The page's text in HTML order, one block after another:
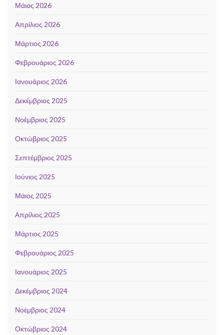
Μάιος 2026
Απρίλιος 2026
Μάρτιος 2026
Φεβρουάριος 2026
Ιανουάριος 2026
Δεκέμβριος 2025
Νοέμβριος 2025
Οκτώβριος 2025
Σεπτέμβριος 2025
Ιούνιος 2025
Μάιος 2025
Απρίλιος 2025
Μάρτιος 2025
Φεβρουάριος 2025
Ιανουάριος 2025
Δεκέμβριος 2024
Νοέμβριος 2024
Οκτώβριος 2024